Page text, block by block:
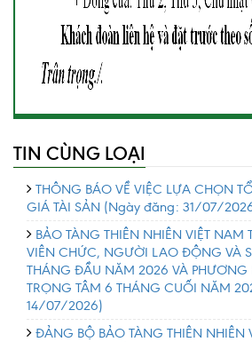
TIN CÙNG LOẠI
THÔNG BÁO VỀ VIỆC LỰA CHỌN
GIÁ TÀI SẢN (Ngày đăng: 31/07/
BẢO TÀNG THIÊN NHIÊN VIỆT
VIÊN CHỨC, NGƯỜI LAO ĐỘNG VÀ
THÁNG ĐẦU NĂM 2026 VÀ PHƯƠNG
TRỌNG TÂM 6 THÁNG CUỐI NĂM
14/07/2026)
ĐẢNG BỘ BẢO TÀNG THIÊN NHIÊN